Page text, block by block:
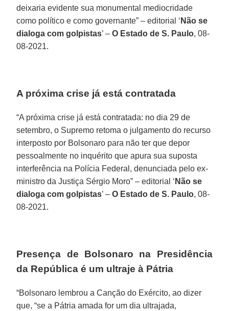
deixaria evidente sua monumental mediocridade
como político e como governante” – editorial ‘ Não se
dialoga com golpistas’ –O Estado de S. Paulo, 08-
08-2021.
A próxima crise já está contratada
“A próxima crise já está contratada: no dia 29 de
setembro, o Supremo retoma o julgamento do recurso
interposto por Bolsonaro para não ter que depor
pessoalmente no inquérito que apura sua suposta
interferência na Polícia Federal, denunciada pelo ex-
ministro da Justiça Sérgio Moro” – editorial ‘ Não se
dialoga com golpistas’ –O Estado de S. Paulo, 08-
08-2021.
Presença de Bolsonaro na Presidência
da República é um ultraje à Pátria
“Bolsonaro lembrou a Canção do Exército, ao dizer
que, “se a Pátria amada for um dia ultrajada,